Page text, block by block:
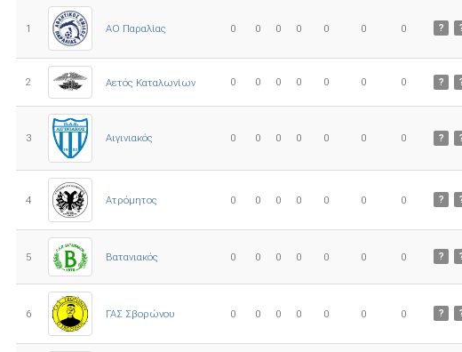
1 ΑΟ Παραλίας 0 0 0 0 0 0 0 ?
2 Αετός Καταλωνίων 0 0 0 0 0 0 0 ?
3 Αιγινιακός 0 0 0 0 0 0 0 ?
4 Ατρόμητος 0 0 0 0 0 0 0 ?
5 Βατανιακός 0 0 0 0 0 0 0 ?
6 ΓΑΣ Σβορώνου 0 0 0 0 0 0 0 ?